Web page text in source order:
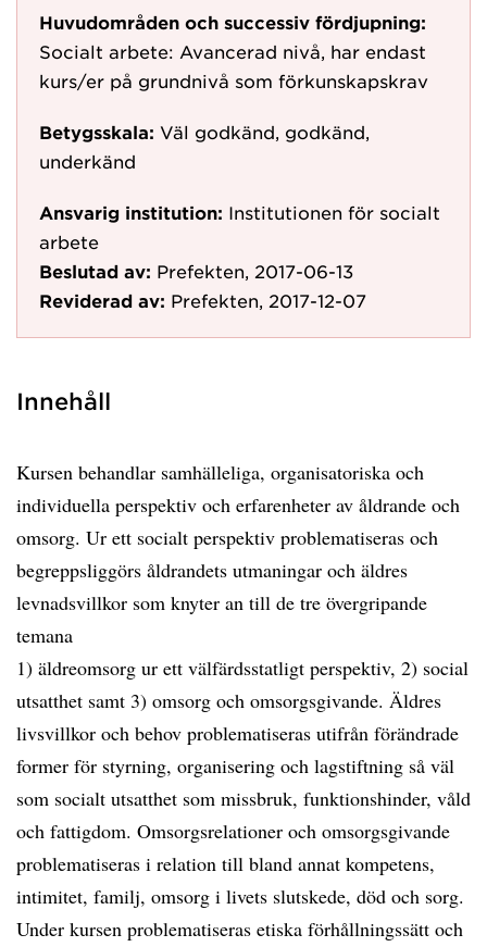
Huvudområden och successiv fördjupning:
Socialt arbete: Avancerad nivå, har endast
kurs/er på grundnivå som förkunskapskrav
Betygsskala: Väl godkänd, godkänd,
underkänd
Ansvarig institution: Institutionen för socialt
arbete
Beslutad av: Prefekten, 2017-06-13
Reviderad av: Prefekten, 2017-12-07
Innehåll
Kursen behandlar samhälleliga, organisatoriska och
individuella perspektiv och erfarenheter av åldrande och
omsorg. Ur ett socialt perspektiv problematiseras och
begreppsliggörs åldrandets utmaningar och äldres
levnadsvillkor som knyter an till de tre övergripande
temana
1) äldreomsorg ur ett välfärdsstatligt perspektiv, 2) social
utsatthet samt 3) omsorg och omsorgsgivande. Äldres
livsvillkor och behov problematiseras utifrån förändrade
former för styrning, organisering och lagstiftning så väl
som socialt utsatthet som missbruk, funktionshinder, våld
och fattigdom. Omsorgsrelationer och omsorgsgivande
problematiseras i relation till bland annat kompetens,
intimitet, familj, omsorg i livets slutskede, död och sorg.
Under kursen problematiseras etiska förhållningssätt och